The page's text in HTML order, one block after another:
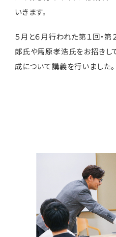
いきます。
５月と６月行われた第１回・
郎氏や馬原孝浩氏をお招きし
成について講義を行いました。